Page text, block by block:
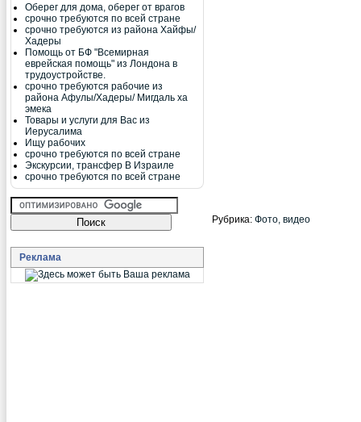
Рубрика: Фото, видео
Оберег для дома, оберег от врагов
срочно требуются по всей стране
срочно требуются из района Хайфы/
Хадеры
Помощь от БФ "Всемирная
еврейская помощь" из Лондона в
трудоустройстве.
срочно требуются рабочие из
района Афулы/Хадеры/ Мигдаль ха
эмека
Товары и услуги для Вас из
Иерусалима
Ищу рабочих
срочно требуются по всей стране
Экскурсии, трансфер В Израиле
срочно требуются по всей стране
Реклама